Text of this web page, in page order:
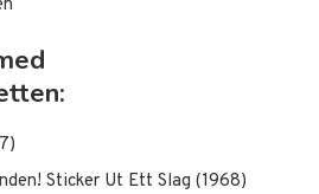
Sticker Ut Ett Slag (1968)